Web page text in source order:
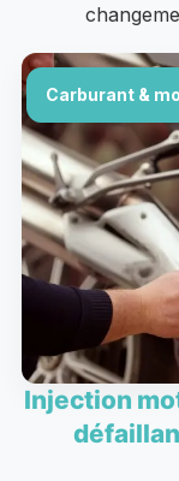
Carburant &
Injection